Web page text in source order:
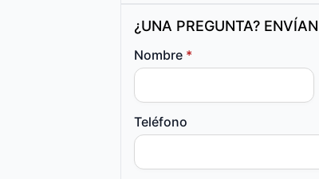
¿UNA PREGUNTA?
Nombre *
Teléfono